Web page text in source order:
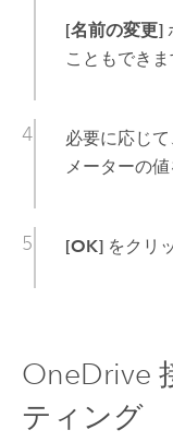
[名前の変更]
こともできま
必要に応じて
メーターの値
[OK]をクリ
OneDrive
ティング